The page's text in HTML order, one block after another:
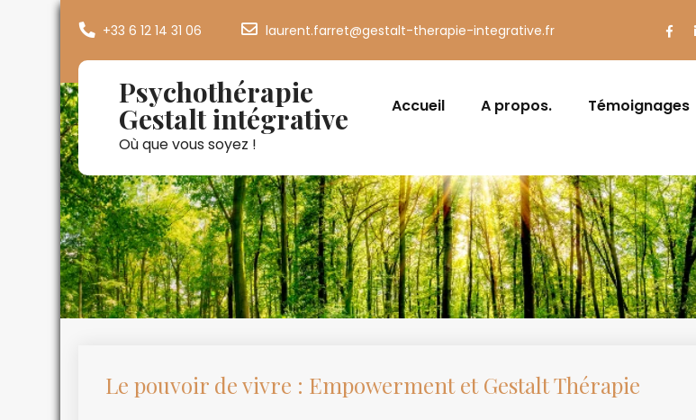
+33 6 12 14 31 06 laurent.farret@gestalt-therapie-integrative.fr
Psychothérapie
Gestalt intégrative
Où que vous soyez !
Accueil A propos. Témoignages
Le pouvoir de vivre : Empowerment et Gestalt Thérapie